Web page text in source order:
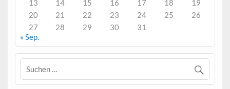
13
14 15 16 17 18
19
20
21 22 23 24 25
26
27
28 29 30
31
« Sep.